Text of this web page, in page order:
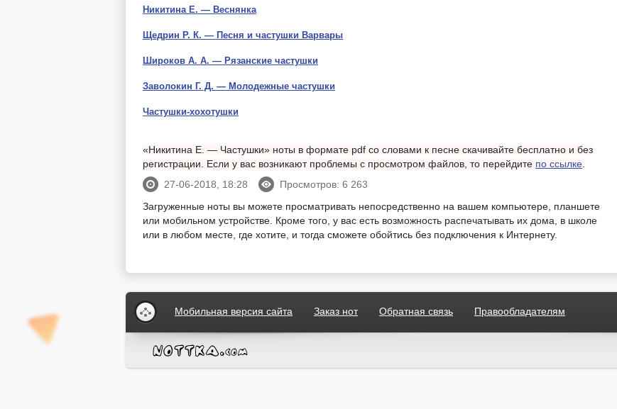
Никитина Е. — Веснянка
Щедрин Р. К. — Песня и частушки Варвары
Широков А. А. — Рязанские частушки
Заволокин Г. Д. — Молодежные частушки
Частушки-хохотушки
«Никитина Е. — Частушки» ноты в формате pdf со словами к песне скачивайте бесплатно и без
регистрации. Если у вас возникают проблемы с просмотром файлов, то перейдите по ссылке.
27-06-2018, 18:28
Просмотров: 6 263
Загруженные ноты вы можете просматривать непосредственно на вашем компьютере, планшете
или мобильном устройстве. Кроме того, у вас есть возможность распечатывать их дома, в школе
или в любом месте, где хотите, и тогда сможете обойтись без подключения к Интернету.
Мобильная версия сайта Заказ нот Обратная связь Правообладателям